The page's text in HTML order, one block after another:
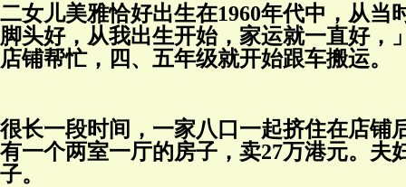
二女儿美雅恰好出生在1960年代中，从
脚头好，从我出生开始，家运就一直好
店铺帮忙，四、五年级就开始跟车搬运。
很长一段时间，一家八口一起挤住在店铺
有一个两室一厅的房子，卖27万港元。夫
子。